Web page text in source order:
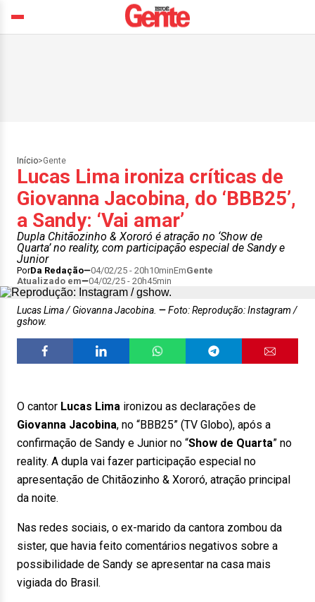
Início>Gente
Lucas Lima ironiza críticas de
Giovanna Jacobina, do ‘BBB25’,
a Sandy: ‘Vai amar’
Dupla Chitãozinho & Xororó é atração no ‘Show de
Quarta’ no reality, com participação especial de Sandy e
Junior
PorDa Redação 04/02/25 - 20h10minEmGente
Atualizado em
04/02/25 - 20h45min
Lucas Lima / Giovanna Jacobina.
Foto: Reprodução: Instagram /
gshow.
O cantor Lucas Lima ironizou as declarações de
Giovanna Jacobina, no “BBB25” (TV Globo), após a
confirmação de Sandy e Junior no “Show de Quarta” no
reality. A dupla vai fazer participação especial no
apresentação de Chitãozinho & Xororó, atração principal
da noite.
Nas redes sociais, o ex-marido da cantora zombou da
sister, que havia feito comentários negativos sobre a
possibilidade de Sandy se apresentar na casa mais
vigiada do Brasil.